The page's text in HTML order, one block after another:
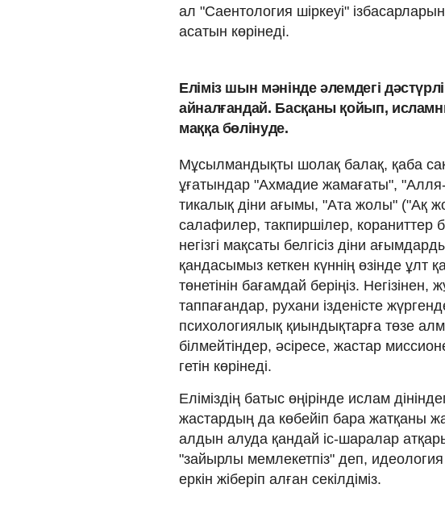
ал "Саенто­логия шіркеуі"
асатын көрінеді.
Еліміз шын мәнінде әлемдегі
айналғандай. Басқаны қо­йып,
маққа бөлінуде.
Мұсылмандықты шо­лақ балақ, қаба
ұғатындар "Ахмадие жамағаты",
ти­калық діни ағымы, "Ата жолы" ("Ақ
са­ла­филер, такпиршілер, кораниттер
негізгі мақсаты белгісіз діни
қандасымыз кеткен күннің өзінде ұлт
төнетінін бағамдай беріңіз.
тап­па­ған­дар, рухани ізденісте
психологиялық қиындықтарға төзе
білмейтіндер, әсіресе, жастар
гетін көрінеді.
Еліміздің батыс өңірінде ис­лам
жастардың да көбейіп бара жатқаны
алдын алу­да қандай іс-шаралар
"зайырлы мемлекетпіз" деп,
еркін жіберіп алған секілдіміз.